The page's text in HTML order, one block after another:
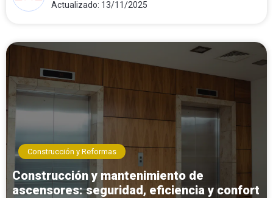
Actualizado: 13/11/2025
Construcción y Reformas
Construcción y mantenimiento de
ascensores: seguridad, eficiencia y confort